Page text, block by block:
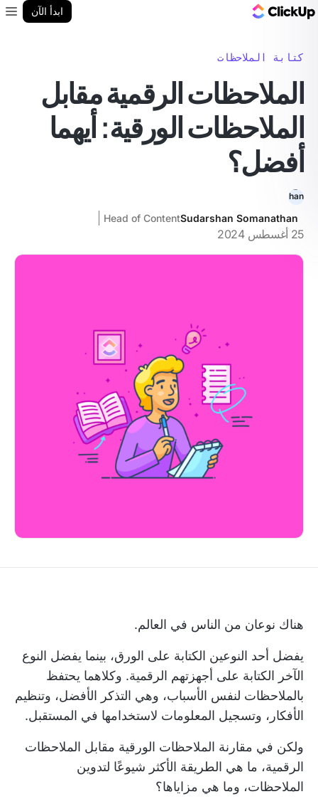
ابدأ الآن
كتابة الملاحظات
الملاحظات الرقمية مقابل
الملاحظات الورقية: أيهما
أفضل؟
Sudarshan Somanathan
Head of Content
25 أغسطس 2024
هناك نوعان من الناس في العالم.
يفضل أحد النوعين الكتابة على الورق، بينما يفضل النوع
الآخر الكتابة على أجهزتهم الرقمية. وكلاهما يحتفظ
بالملاحظات لنفس الأسباب، وهي التذكر الأفضل، وتنظيم
الأفكار، وتسجيل المعلومات لاستخدامها في المستقبل.
ولكن في مقارنة الملاحظات الورقية مقابل الملاحظات
الرقمية، ما هي الطريقة الأكثر شيوعًا لتدوين
الملاحظات، وما هي مزاياها؟